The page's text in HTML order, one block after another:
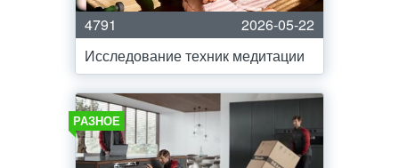
4791
2026-05-22
Исследование техник медитации
РАЗНОЕ